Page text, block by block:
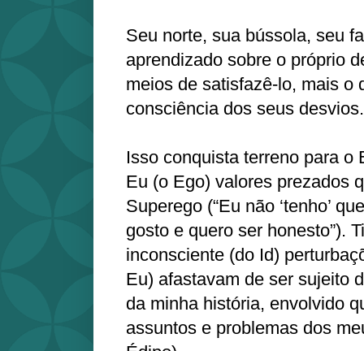
Seu norte, sua bússola, seu
aprendizado sobre o próprio
meios de satisfazê-lo, mais o
consciência dos seus desvios.
Isso conquista terreno para o
Eu (o Ego) valores prezados
Superego (“Eu não ‘tenho’
gosto e quero ser honesto”).
inconsciente (do Id)
Eu) afastavam de ser sujeito
da minha história, envolvido
assuntos e problemas dos